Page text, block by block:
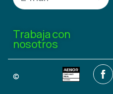
Trabaja con
nosotros
©